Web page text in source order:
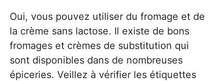
Oui, vous pouvez utiliser du fromage et de
la crème sans lactose. Il existe de bons
fromages et crèmes de substitution qui
sont disponibles dans de nombreuses
épiceries. Veillez à vérifier les étiquettes